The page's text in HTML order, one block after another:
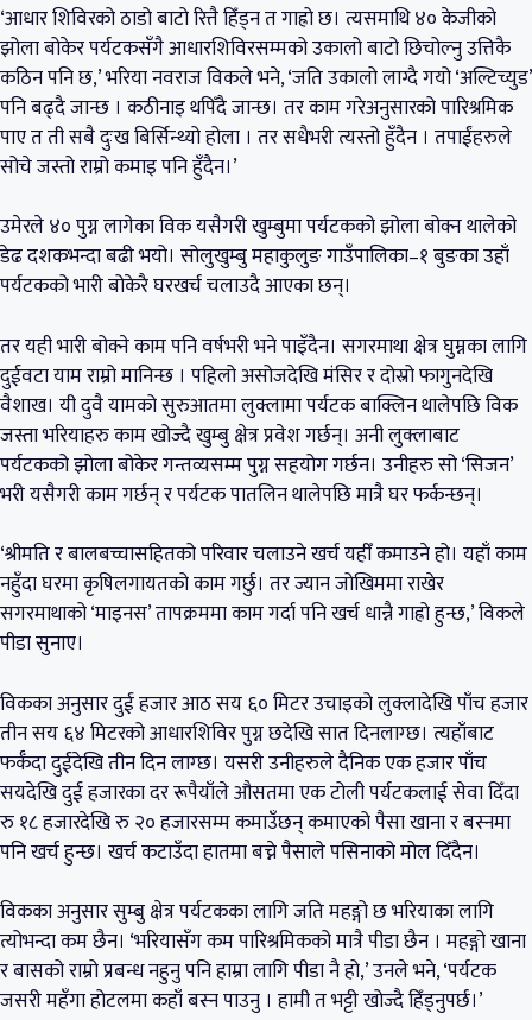
‘आधार शिविरको ठाडो बाटो रित्तै हिँड्न त गाह्रो छ। त्यसमाथि ४० केजीको
झोला बोकेर पर्यटकसँगै आधारशिविरसम्मको उकालो बाटो छिचोल्नु उत्तिकै
कठिन पनि छ,’ भरिया नवराज विकले भने, ‘जति उकालो लाग्दै गयो ‘अल्टिच्युड’
पनि बढ्दै जान्छ । कठीनाइ थपिँदै जान्छ। तर काम गरेअनुसारको पारिश्रमिक
पाए त ती सबै दुःख बिर्सिन्थ्यो होला । तर सधैभरी त्यस्तो हुँदैन । तपाईंहरुले
सोचे जस्तो राम्रो कमाइ पनि हुँदैन।’
उमेरले ४० पुग्न लागेका विक यसैगरी खुम्बुमा पर्यटकको झोला बोक्न थालेको
डेढ दशकभन्दा बढी भयो। सोलुखुम्बु महाकुलुङ गाउँपालिका–१ बुङका उहाँ
पर्यटकको भारी बोकेरै घरखर्च चलाउदै आएका छन्।
तर यही भारी बोक्ने काम पनि वर्षभरी भने पाइँदैन। सगरमाथा क्षेत्र घुम्नका लागि
दुईवटा याम राम्रो मानिन्छ । पहिलो असोजदेखि मंसिर र दोस्रो फागुनदेखि
वैशाख। यी दुवै यामको सुरुआतमा लुक्लामा पर्यटक बाक्लिन थालेपछि विक
जस्ता भरियाहरु काम खोज्दै खुम्बु क्षेत्र प्रवेश गर्छन्। अनी लुक्लाबाट
पर्यटकको झोला बोकेर गन्तव्यसम्म पुग्न सहयोग गर्छन। उनीहरु सो ‘सिजन’
भरी यसैगरी काम गर्छन् र पर्यटक पातलिन थालेपछि मात्रै घर फर्कन्छन्।
‘श्रीमति र बालबच्चासहितको परिवार चलाउने खर्च यहीँ कमाउने हो। यहाँ काम
नहुँदा घरमा कृषिलगायतको काम गर्छु। तर ज्यान जोखिममा राखेर
सगरमाथाको ‘माइनस’ तापक्रममा काम गर्दा पनि खर्च धान्नै गाह्रो हुन्छ,’ विकले
पीडा सुनाए।
विकका अनुसार दुई हजार आठ सय ६० मिटर उचाइको लुक्लादेखि पाँच हजार
तीन सय ६४ मिटरको आधारशिविर पुग्न छदेखि सात दिनलाग्छ। त्यहाँबाट
फर्कँदा दुईदेखि तीन दिन लाग्छ। यसरी उनीहरुले दैनिक एक हजार पाँच
सयदेखि दुई हजारका दर रूपैयाँले औसतमा एक टोली पर्यटकलाई सेवा दिँदा
रु १८ हजारदेखि रु २० हजारसम्म कमाउँछन् कमाएको पैसा खाना र बस्नमा
पनि खर्च हुन्छ। खर्च कटाउँदा हातमा बच्ने पैसाले पसिनाको मोल दिँदैन।
विकका अनुसार सुम्बु क्षेत्र पर्यटकका लागि जति महङ्गो छ भरियाका लागि
त्योभन्दा कम छैन। ‘भरियासँग कम पारिश्रमिकको मात्रै पीडा छैन । महङ्गो खाना
र बासको राम्रो प्रबन्ध नहुनु पनि हाम्रा लागि पीडा नै हो,’ उनले भने, ‘पर्यटक
जसरी महँगा होटलमा कहाँ बस्न पाउनु । हामी त भट्टी खोज्दै हिँड्नुपर्छ।’